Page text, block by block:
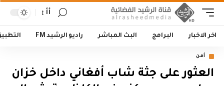
أأ
اخر الاخبار البرامج البث المباشر راديو الرشيد FM
أمن
العثور على جثة شاب أفغاني داخل خزان